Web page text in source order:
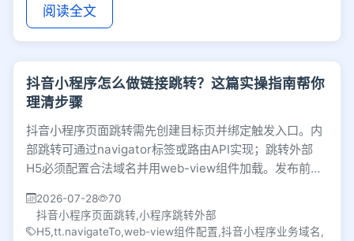
阅读全文
抖音小程序怎么做链接跳转？这篇实操指南帮你
理清步骤
抖音小程序页面跳转需先创建目标页并绑定触发入口。内
部跳转可通过navigator标签或路由API实现；跳转外部
H5必须配置合法域名并用web-view组件加载。发布前务
2026-07-28
70
抖音小程序页面跳转,小程序跳转外部
H5,tt.navigateTo,web-view组件配置,抖音小程序业务域名,